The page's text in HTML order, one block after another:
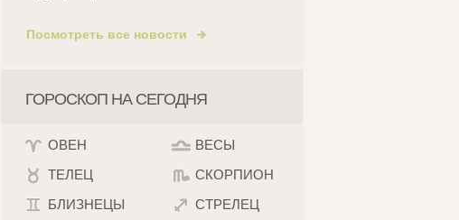
Посмотреть все новости
ГОРОСКОП НА СЕГОДНЯ
ОВЕН
ТЕЛЕЦ
БЛИЗНЕЦЫ
ВЕСЫ
СКОРПИОН
СТРЕЛЕЦ